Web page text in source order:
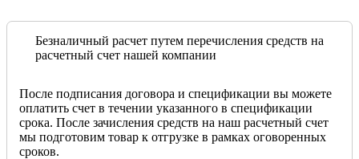
Безналичный расчет путем перечисления средств на
расчетный счет нашей компании
После подписания договора и спецификации вы можете
оплатить счет в течении указанного в спецификации
срока. После зачисления средств на наш расчетный счет
мы подготовим товар к отгрузке в рамках оговоренных
сроков.